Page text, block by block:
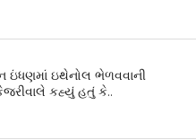
ઇંધણમાં ઇથેનોલ ભેળવવાની
કહ્યું હતું કે..